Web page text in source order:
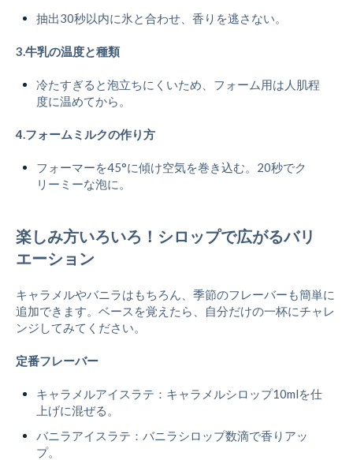
抽出30秒以内に氷と合わせ、香りを逃さない。
3.牛乳の温度と種類
冷たすぎると泡立ちにくいため、フォーム用は人肌程
度に温めてから。
4.フォームミルクの作り方
フォーマーを45°に傾け空気を巻き込む。20秒でク
リーミーな泡に。
楽しみ方いろいろ！シロップで広がるバリ
エーション
キャラメルやバニラはもちろん、季節のフレーバーも簡単に
追加できます。ベースを覚えたら、自分だけの一杯にチャレ
ンジしてみてください。
定番フレーバー
キャラメルアイスラテ：キャラメルシロップ10mlを仕
上げに混ぜる。
バニラアイスラテ：バニラシロップ数滴で香りアッ
プ。